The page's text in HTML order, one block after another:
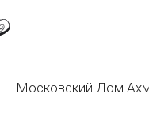
Московский Дом